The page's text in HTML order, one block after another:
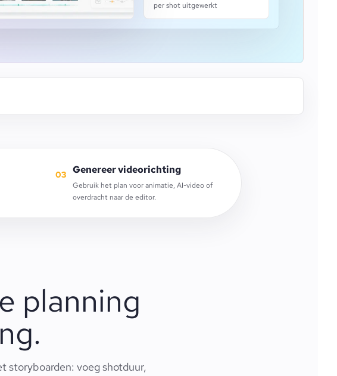
per shot uitgewerkt
03 Genereer videorichting
Gebruik het plan voor animatie, AI-video of
overdracht naar de editor.
planning
storyboarden: voeg shotduur,